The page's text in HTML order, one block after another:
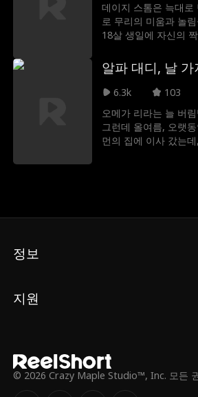
데이지 스톰은 늑대로
로 무리의 미움과 놀
18살 생일에 자신의
무리를 떠난다. 6개월
의문스럽게 세상을 떴
운 알파 놀란으로부터
머니를 죽인 범인이
한다. 그럼에도 불구
에게 끌리게 된다. 과
알파 대디, 날 가
6.3k
103
오메가 리라는 늘 버
그런데 올여름, 오랫
먼의 집에 이사 갔는
정보
지원
© 2026 Crazy Maple Studio™, Inc. 모든